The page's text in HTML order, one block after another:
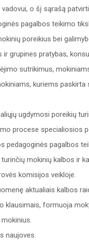
o šį sąrašą
pagalbos teikimo
poreikius bei
ir grupines pratybas,
sutrikimus,
kuriems
ugdymosi poreikių
procese specialiosios
pedagoginės pagalbos
mokinių kalbos ir
komisijos veikloje.
aktualiais kalbos
klausimais, formuoja
naujoves.